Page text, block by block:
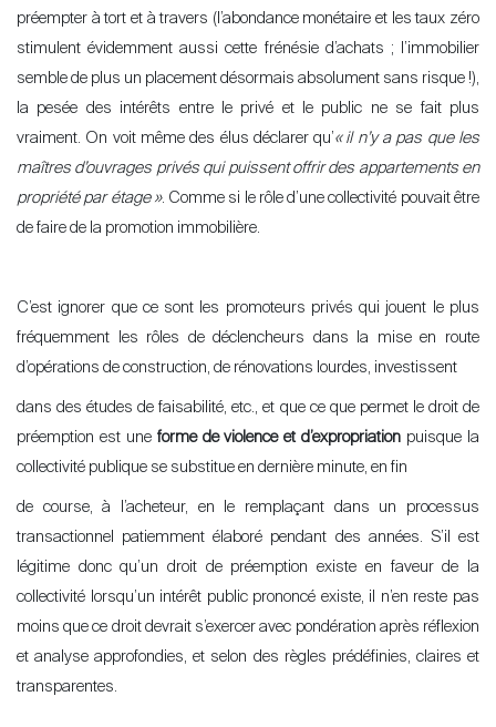
préempter à tort et à travers (l’abondance monétaire et les taux zéro
stimulent évidemment aussi cette frénésie d’achats ; l’immobilier
semble de plus un placement désormais absolument sans risque !),
la pesée des intérêts entre le privé et le public ne se fait plus
vraiment. On voit même des élus déclarer qu’« il n’y a pas que les
maîtres d’ouvrages privés qui puissent offrir des appartements en
propriété par étage ». Comme si le rôle d’une collectivité pouvait être
de faire de la promotion immobilière.
C’est ignorer que ce sont les promoteurs privés qui jouent le plus
fréquemment les rôles de déclencheurs dans la mise en route
d’opérations de construction, de rénovations lourdes, investissent
dans des études de faisabilité, etc., et que ce que permet le droit de
préemption est une forme de violence et d’expropriation puisque la
collectivité publique se substitue en dernière minute, en fin
de course, à l’acheteur, en le remplaçant dans un processus
transactionnel patiemment élaboré pendant des années. S’il est
légitime donc qu’un droit de préemption existe en faveur de la
collectivité lorsqu’un intérêt public prononcé existe, il n’en reste pas
moins que ce droit devrait s’exercer avec pondération après réflexion
et analyse approfondies, et selon des règles prédéfinies, claires et
transparentes.